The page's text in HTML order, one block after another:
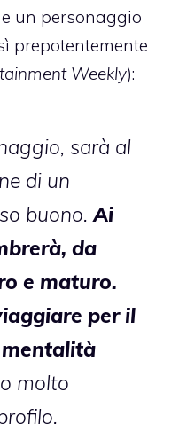
un personaggio
prepotentemente
Weekly):
sarà al
di un
buono.Ai
da
e maturo.
per il
molto